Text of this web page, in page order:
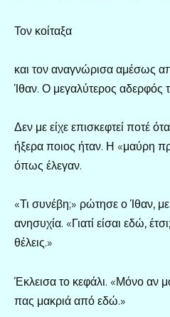
Τον κοίταξα
και τον αναγνώρισα αμέσως
Ίθαν. Ο μεγαλύτερος αδερφός
Δεν με είχε επισκεφτεί ποτέ
ήξερα ποιος ήταν. Η «μαύρη
όπως έλεγαν.
«Τι συνέβη;» ρώτησε ο Ίθαν,
ανησυχία. «Γιατί είσαι εδώ,
θέλεις.»
Έκλεισα το κεφάλι. «Μόνο αν
πας μακριά από εδώ.»